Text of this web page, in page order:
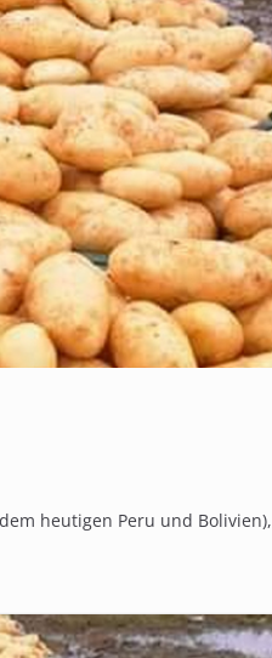
heutigen Peru und Bolivien),